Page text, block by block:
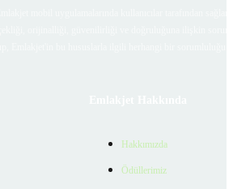
Hakkımızda
Ödüllerimiz